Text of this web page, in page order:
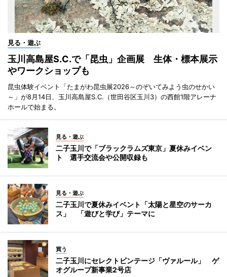
見る・遊ぶ
玉川高島屋S.C.で「昆虫」企画展 生体・標本展示
やワークショップも
昆虫体験イベント「たまがわ昆虫展2026～のぞいてみよう虫のせかい
～」が8月14日、玉川高島屋S.C.（世田谷区玉川3）の西館1階アレーナ
ホールで始まる。
見る・遊ぶ
二子玉川で「ブラックラムズ東京」夏休みイベン
ト 選手交流会や公開収録も
見る・遊ぶ
二子玉川で夏休みイベント「太陽と星空のサーカ
ス」 「遊びと学び」テーマに
買う
二子玉川にセレクトビンテージ「ヴァルール」 ゲ
オグループ新事業2号店